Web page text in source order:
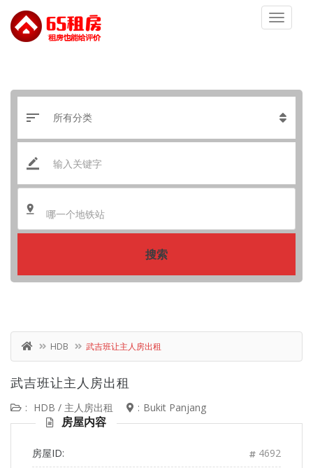
哪一个地铁站
搜索
HDB 武吉班让主人房出租
武吉班让主人房出租
: HDB / 主人房出租 : Bukit Panjang
房屋内容
房屋ID: 4692